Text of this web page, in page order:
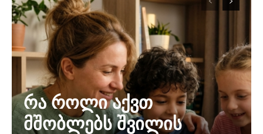
რა როლი აქვთ
მშობლებს შვილის